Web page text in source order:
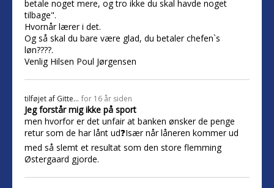
betale noget mere, og tro ikke du skal havde noget
tilbage".
Hvornår lærer i det.
Og så skal du bare være glad, du betaler chefen`s
løn????.
Venlig Hilsen Poul Jørgensen
tilføjet af Gitte... for 16 år siden
Jeg forstår mig ikke på sport
men hvorfor er det unfair at banken ønsker de penge
retur som de har lånt ud❓Især når låneren kommer ud
med så slemt et resultat som den store flemming
Østergaard gjorde.